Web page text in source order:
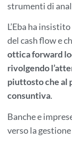
strumenti di
L’Eba ha
del cash flow e
ottica forward
rivolgendo
piuttosto che al
consuntiva.
Banche e
verso la